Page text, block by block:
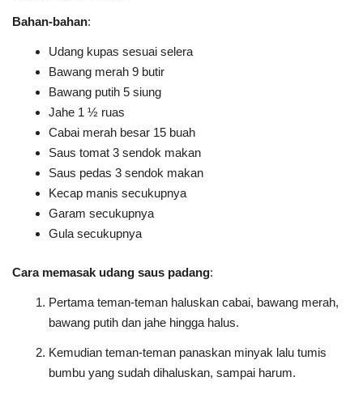
Bahan-bahan:
Udang kupas sesuai selera
Bawang merah 9 butir
Bawang putih 5 siung
Jahe 1 ½ ruas
Cabai merah besar 15 buah
Saus tomat 3 sendok makan
Saus pedas 3 sendok makan
Kecap manis secukupnya
Garam secukupnya
Gula secukupnya
Cara memasak udang saus padang:
Pertama teman-teman haluskan cabai, bawang merah,
bawang putih dan jahe hingga halus.
Kemudian teman-teman panaskan minyak lalu tumis
bumbu yang sudah dihaluskan, sampai harum.